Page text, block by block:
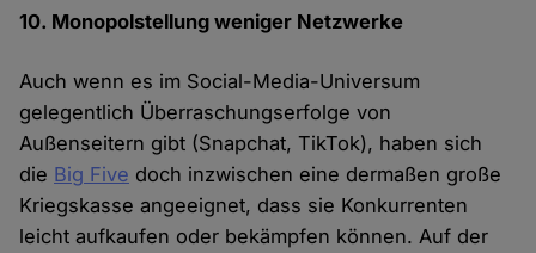
10. Monopolstellung weniger Netzwerke
Auch wenn es im Social-Media-Universum
gelegentlich Überraschungserfolge von
Außenseitern gibt (Snapchat, TikTok), haben sich
die Big Five doch inzwischen eine dermaßen große
Kriegskasse angeeignet, dass sie Konkurrenten
leicht aufkaufen oder bekämpfen können. Auf der